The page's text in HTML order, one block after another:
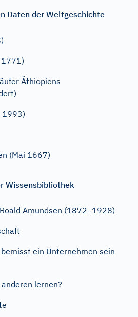
Daten der Weltgeschichte
1771)
Äthiopiens
1993)
(Mai 1667)
Wissensbibliothek
Amundsen (1872–1928)
ein Unternehmen sein
lernen?